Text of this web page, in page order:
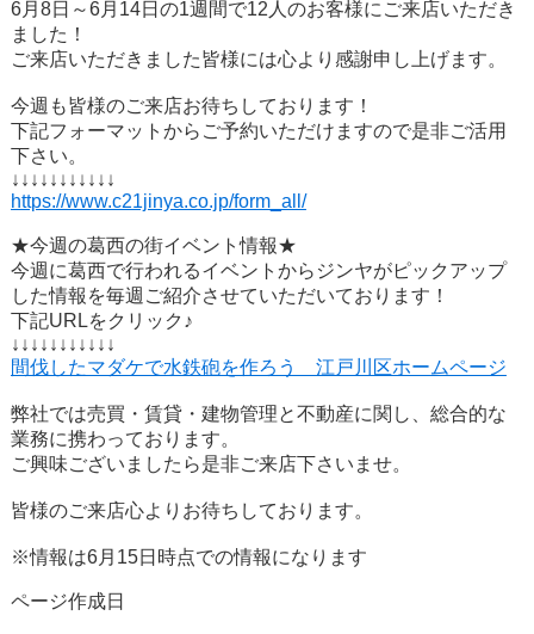
6月8日～6月14日の1週間で12人のお客様にご来店いただき
ました！
ご来店いただきました皆様には心より感謝申し上げます。
今週も皆様のご来店お待ちしております！
下記フォーマットからご予約いただけますので是非ご活用
下さい。
↓↓↓↓↓↓↓↓↓↓↓
https://www.c21jinya.co.jp/form_all/
★今週の葛西の街イベント情報★
今週に葛西で行われるイベントからジンヤがピックアップ
した情報を毎週ご紹介させていただいております！
下記URLをクリック♪
↓↓↓↓↓↓↓↓↓↓↓
間伐したマダケで水鉄砲を作ろう 江戸川区ホームページ
弊社では売買・賃貸・建物管理と不動産に関し、総合的な
業務に携わっております。
ご興味ございましたら是非ご来店下さいませ。
皆様のご来店心よりお待ちしております。
※情報は6月15日時点での情報になります
ページ作成日